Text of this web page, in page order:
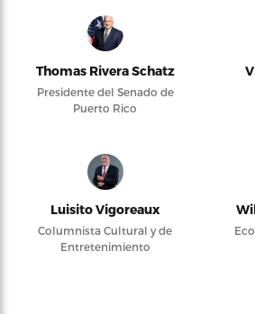
Thomas Rivera Schatz
Presidente del Senado de
Puerto Rico
Luisito Vigoreaux
Columnista Cultural y de
Entretenimiento